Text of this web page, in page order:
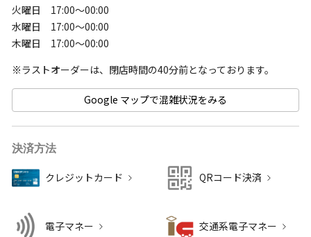
火曜日 17:00～00:00
水曜日 17:00～00:00
木曜日 17:00～00:00
Google マップで混雑状況をみる
決済方法
クレジットカード QRコード決済
電子マネー 交通系電子マネー